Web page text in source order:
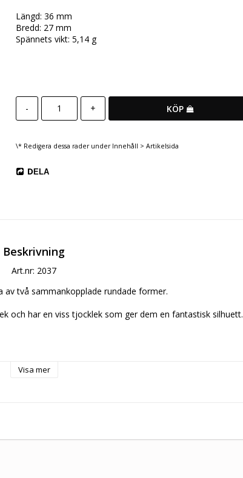
Längd: 36 mm
Bredd: 27 mm
Spännets vikt: 5,14 g
- + KÖP
\* Redigera dessa rader under Innehåll > Artikelsida
DELA
Beskrivning
Art.nr: 2037
två sammankopplade rundade former.
och har en viss tjocklek som ger dem en fantastisk silhuett.
Visa mer